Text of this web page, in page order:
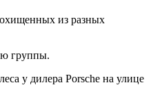
из разных
группы.
у дилера Porsche на улице